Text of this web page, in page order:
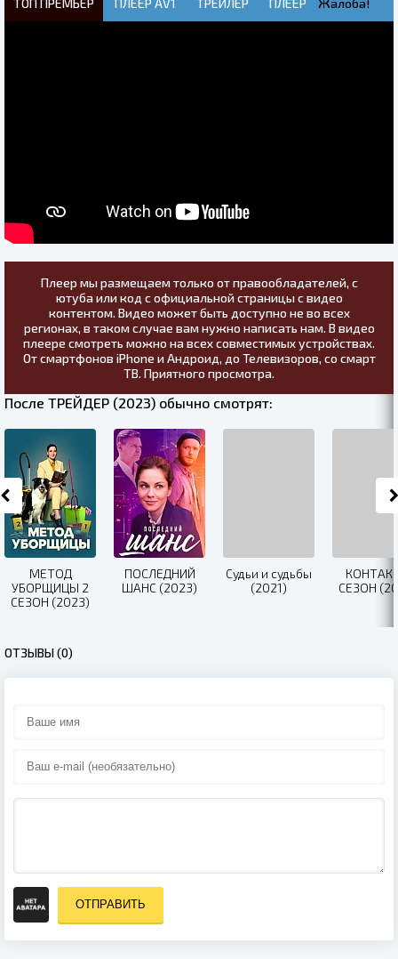
Плеер мы размещаем только от правообладателей, с
ютуба или код с официальной страницы с видео
контентом. Видео может быть доступно не во всех
регионах, в таком случае вам нужно написать нам. В видео
плеере смотреть можно на всех совместимых устройствах.
От смартфонов iPhone и Андроид, до Телевизоров, со смарт
ТВ. Приятного просмотра.
После ТРЕЙДЕР (2023) обычно смотрят:
МЕТОД
УБОРЩИЦЫ 2
СЕЗОН (2023)
ПОСЛЕДНИЙ
ШАНС (2023)
Судьи и судьбы
(2021)
СЕЗОН
ОТЗЫВЫ (0)
ОТПРАВИТЬ